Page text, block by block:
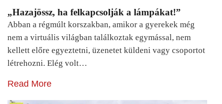
„Hazajössz, ha felkapcsolják a lámpákat!”
Abban a régmúlt korszakban, amikor a gyerekek még
nem a virtuális világban találkoztak egymással, nem
kellett előre egyeztetni, üzenetet küldeni vagy csoportot
létrehozni. Elég volt…
Read More